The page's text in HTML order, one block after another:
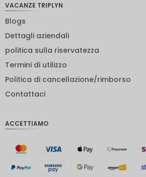
euro
rupia
indiana
danese
CHF
VACANZE TRIPLYN
Blogs
Dettagli aziendali
politica sulla riservatezza
Termini di utilizzo
Politica di cancellazione/rimborso
Contattaci
ACCETTIAMO